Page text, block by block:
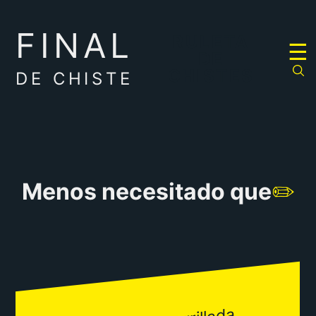
FINAL
DE CHISTE
☰
Menos necesitado que✏️